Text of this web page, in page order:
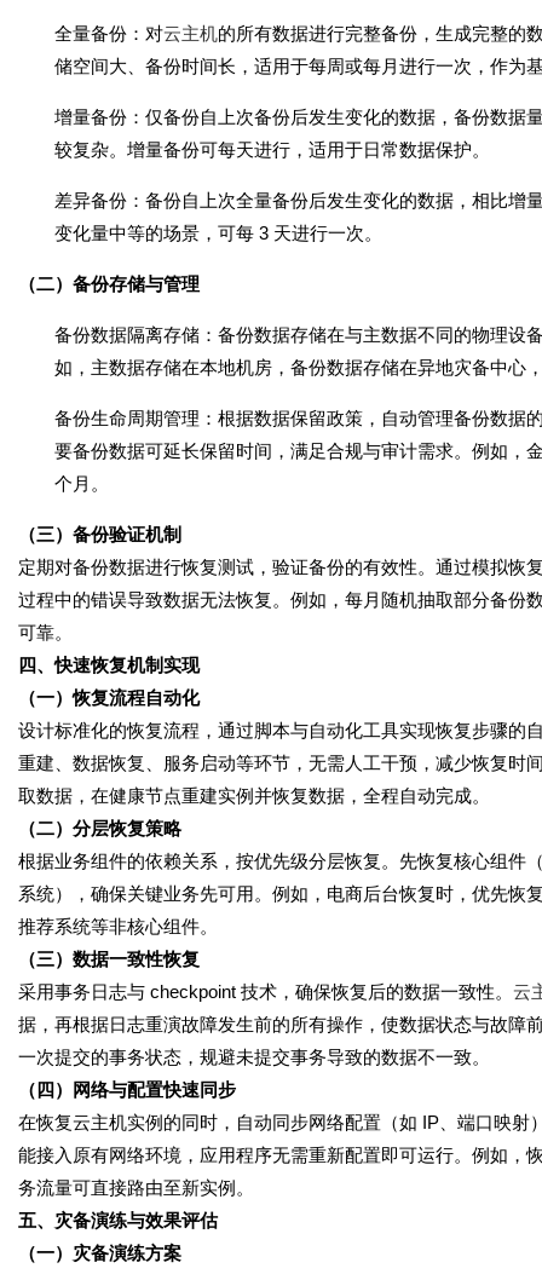
全量备份 ：对云主机的所有数据进行完整备份，生成完整的
储空间大、备份时间长，适用于每周或每月进行一次，作为
增量备份 ：仅备份自上次备份后发生变化的数据，备份数
较复杂。增量备份可每天进行，适用于日常数据保护。
差异备份 ：备份自上次全量备份后发生变化的数据，相比
变化量中等的场景，可每 3 天进行一次。
（二）备份存储与管理
备份数据隔离存储 ：备份数据存储在与主数据不同的物理设
如，主数据存储在本地机房，备份数据存储在异地灾备中心
备份生命周期管理 ：根据数据保留政策，自动管理备份数据
要备份数据可延长保留时间，满足合规与审计需求。例如，
个月。
（三）备份验证机制
定期对备份数据进行恢复测试，验证备份的有效性。通过模拟
过程中的错误导致数据无法恢复。例如，每月随机抽取部分备份
可靠。
四、快速恢复机制实现
（一）恢复流程自动化
设计标准化的恢复流程，通过脚本与自动化工具实现恢复步骤的
重建、数据恢复、服务启动等环节，无需人工干预，减少恢复时
取数据，在健康节点重建实例并恢复数据，全程自动完成。
（二）分层恢复策略
根据业务组件的依赖关系，按优先级分层恢复。先恢复核心组件
系统），确保关键业务先可用。例如，电商后台恢复时，优先
推荐系统等非核心组件。
（三）数据一致性恢复
采用事务日志与 checkpoint 技术，确保恢复后的数据一致性。 云
据，再根据日志重演故障发生前的所有操作，使数据状态与故障
一次提交的事务状态，规避未提交事务导致的数据不一致。
（四）网络与配置快速同步
在恢复云主机实例的同时，自动同步网络配置（如 IP、端口映
能接入原有网络环境，应用程序无需重新配置即可运行。例如，
务流量可直接路由至新实例。
五、灾备演练与效果评估
（一）灾备演练方案